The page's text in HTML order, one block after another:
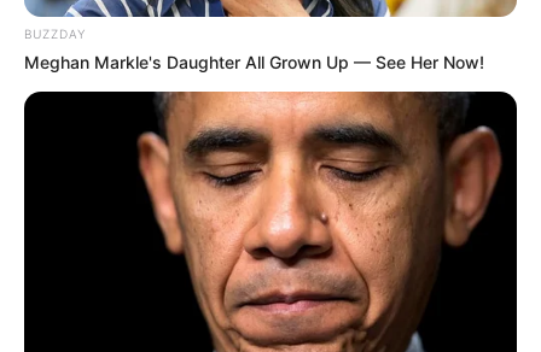
BUZZDAY
Meghan Markle's Daughter All Grown Up — See Her Now!